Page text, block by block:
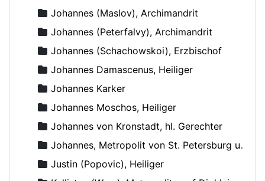
Johannes (Maslov), Archimandrit
Johannes (Peterfalvy), Archimandrit
Johannes (Schachowskoi), Erzbischof
Johannes Damascenus, Heiliger
Johannes Karker
Johannes Moschos, Heiliger
Johannes von Kronstadt, hl. Gerechter
Johannes, Metropolit von St. Petersburg und Ladoga
Justin (Popovic), Heiliger